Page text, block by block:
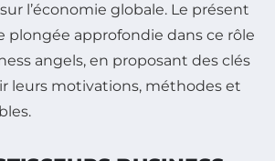
l’économie globale. Le présent
plongée approfondie dans ce rôle
angels, en proposant des clés
leurs motivations, méthodes et